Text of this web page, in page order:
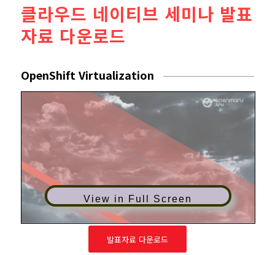
클라우드 네이티브 세미나 발표
자료 다운로드
OpenShift Virtualization
View in Full Screen
발표자료 다운로드